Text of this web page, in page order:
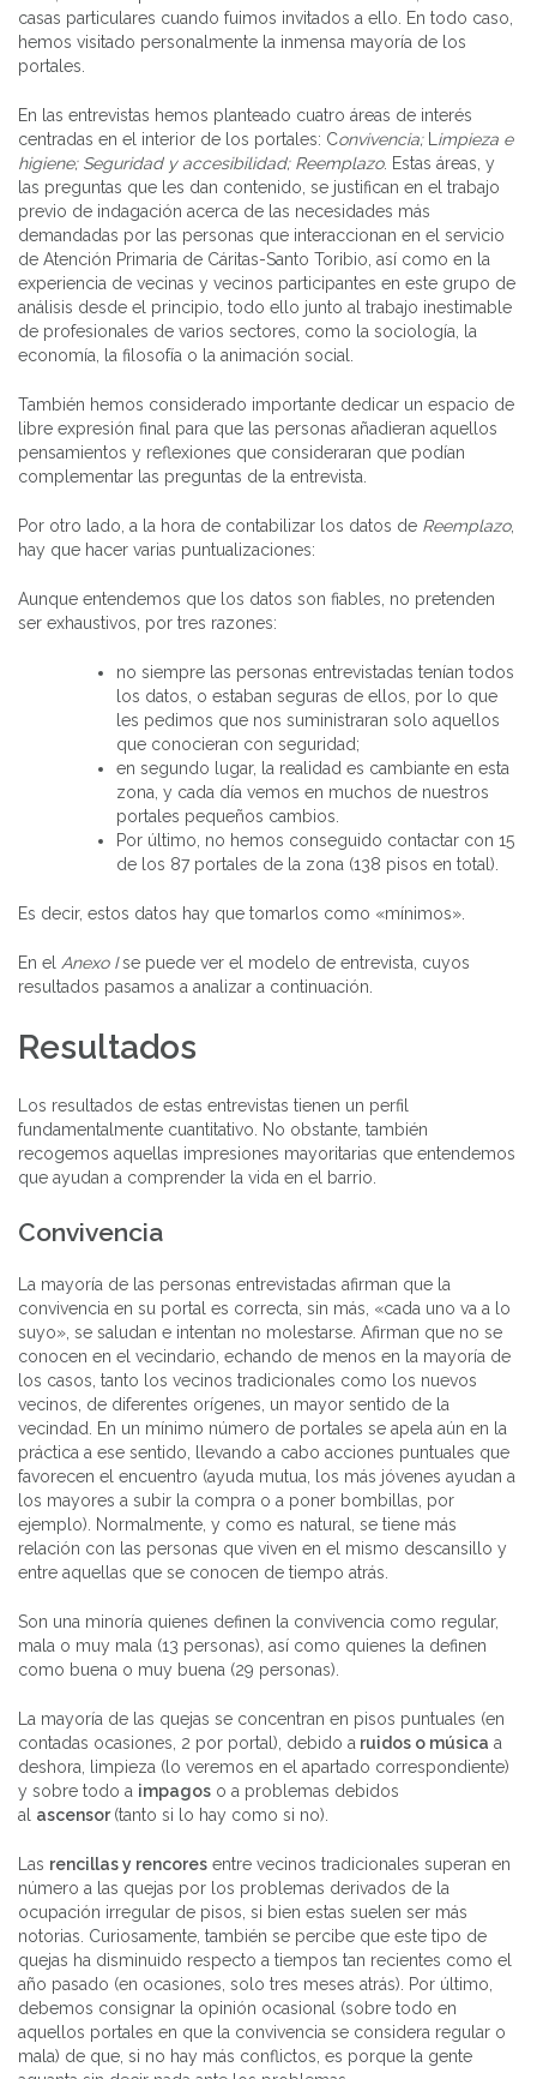
casas particulares cuando fuimos invitados a ello. En todo caso,
hemos visitado personalmente la inmensa mayoría de los
portales.
En las entrevistas hemos planteado cuatro áreas de interés
centradas en el interior de los portales: Convivencia;L impieza e
higiene; Seguridad y accesibilidad; Reemplazo. Estas áreas, y
las preguntas que les dan contenido, se justifican en el trabajo
previo de indagación acerca de las necesidades más
demandadas por las personas que interaccionan en el servicio
de Atención Primaria de Cáritas-Santo Toribio, así como en la
experiencia de vecinas y vecinos participantes en este grupo de
análisis desde el principio, todo ello junto al trabajo inestimable
de profesionales de varios sectores, como la sociología, la
economía, la filosofía o la animación social.
También hemos considerado importante dedicar un espacio de
libre expresión final para que las personas añadieran aquellos
pensamientos y reflexiones que consideraran que podían
complementar las preguntas de la entrevista.
Por otro lado, a la hora de contabilizar los datos de Reemplazo,
hay que hacer varias puntualizaciones:
Aunque entendemos que los datos son fiables, no pretenden
ser exhaustivos, por tres razones:
no siempre las personas entrevistadas tenían todos
los datos, o estaban seguras de ellos, por lo que
les pedimos que nos suministraran solo aquellos
que conocieran con seguridad;
en segundo lugar, la realidad es cambiante en esta
zona, y cada día vemos en muchos de nuestros
portales pequeños cambios.
Por último, no hemos conseguido contactar con 15
de los 87 portales de la zona (138 pisos en total).
Es decir, estos datos hay que tomarlos como «mínimos».
En el Anexo Ise puede ver el modelo de entrevista, cuyos
resultados pasamos a analizar a continuación.
Resultados
Los resultados de estas entrevistas tienen un perfil
fundamentalmente cuantitativo. No obstante, también
recogemos aquellas impresiones mayoritarias que entendemos
que ayudan a comprender la vida en el barrio.
Convivencia
La mayoría de las personas entrevistadas afirman que la
convivencia en su portal es correcta, sin más, «cada uno va a lo
suyo», se saludan e intentan no molestarse. Afirman que no se
conocen en el vecindario, echando de menos en la mayoría de
los casos, tanto los vecinos tradicionales como los nuevos
vecinos, de diferentes orígenes, un mayor sentido de la
vecindad. En un mínimo número de portales se apela aún en la
práctica a ese sentido, llevando a cabo acciones puntuales que
favorecen el encuentro (ayuda mutua, los más jóvenes ayudan a
los mayores a subir la compra o a poner bombillas, por
ejemplo). Normalmente, y como es natural, se tiene más
relación con las personas que viven en el mismo descansillo y
entre aquellas que se conocen de tiempo atrás.
Son una minoría quienes definen la convivencia como regular,
mala o muy mala (13 personas), así como quienes la definen
como buena o muy buena (29 personas).
La mayoría de las quejas se concentran en pisos puntuales (en
contadas ocasiones, 2 por portal), debido a ruidos o música a
deshora, limpieza (lo veremos en el apartado correspondiente)
y sobre todo a impagos o a problemas debidos
al ascensor(tanto si lo hay como si no).
Las rencillas y rencores entre vecinos tradicionales superan en
número a las quejas por los problemas derivados de la
ocupación irregular de pisos, si bien estas suelen ser más
notorias. Curiosamente, también se percibe que este tipo de
quejas ha disminuido respecto a tiempos tan recientes como el
año pasado (en ocasiones, solo tres meses atrás). Por último,
debemos consignar la opinión ocasional (sobre todo en
aquellos portales en que la convivencia se considera regular o
mala) de que, si no hay más conflictos, es porque la gente